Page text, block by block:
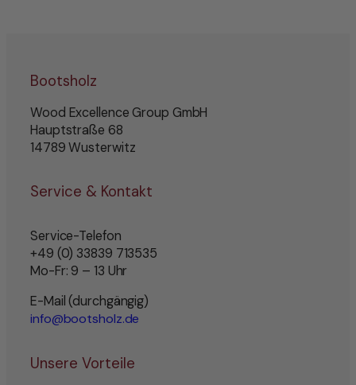
Bootsholz
Wood Excellence Group GmbH
Hauptstraße 68
14789 Wusterwitz
Service & Kontakt
Service-Telefon
+49 (0) 33839 713535
Mo-Fr: 9 – 13 Uhr
E-Mail (durchgängig)
info@bootsholz.de
Unsere Vorteile